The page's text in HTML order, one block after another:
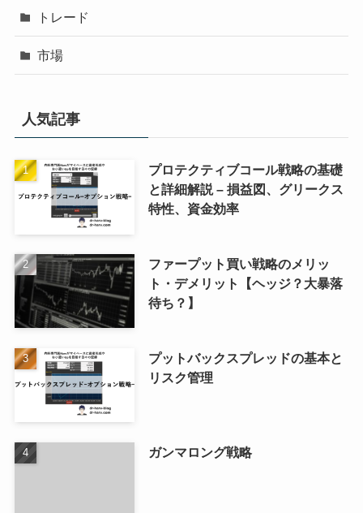
トレード
市場
人気記事
プロテクティブコール戦略の基礎
と詳細解説 – 損益図、グリークス
特性、資金効率
ファープット買い戦略のメリッ
ト・デメリット【ヘッジ？大暴落
待ち？】
プットバックスプレッドの基本と
リスク管理
ガンマロング戦略